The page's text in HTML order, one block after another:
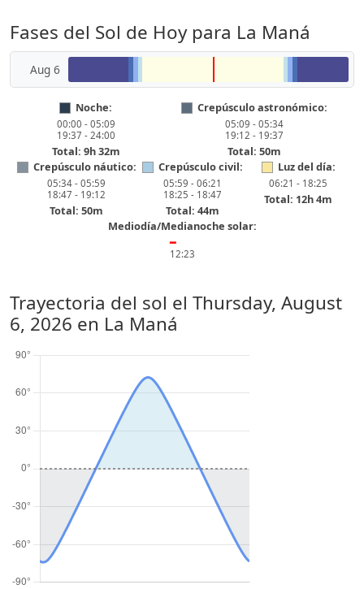
Fases del Sol de Hoy para La Maná
Aug 6
Noche:
00:00 - 05:09
19:37 - 24:00
Total: 9h 32m
Crepúsculo astronómico:
05:09 - 05:34
19:12 - 19:37
Total: 50m
Crepúsculo náutico:
05:34 - 05:59
18:47 - 19:12
Total: 50m
Crepúsculo civil:
05:59 - 06:21
18:25 - 18:47
Total: 44m
Luz del día:
06:21 - 18:25
Total: 12h 4m
Mediodía/Medianoche solar:
━
12:23
Trayectoria del sol el Thursday, August
6, 2026 en La Maná